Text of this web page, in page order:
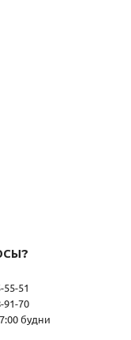
51
91-70
будни